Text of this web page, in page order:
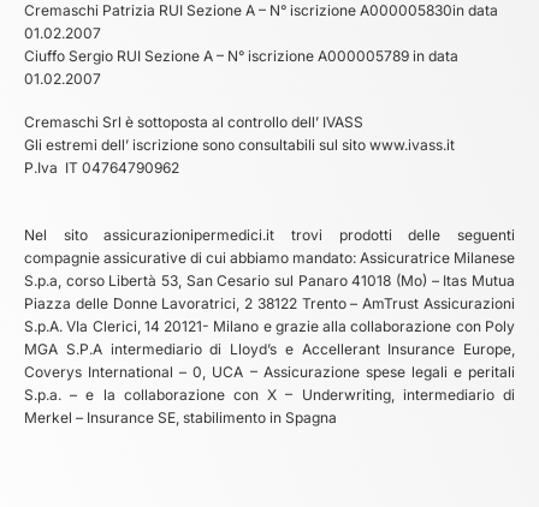
Cremaschi Patrizia RUI Sezione A – N° iscrizione A000005830in data
01.02.2007
Ciuffo Sergio RUI Sezione A – N° iscrizione A000005789 in data
01.02.2007
Cremaschi Srl è sottoposta al controllo dell’ IVASS
Gli estremi dell’ iscrizione sono consultabili sul sito www.ivass.it
P.Iva IT 04764790962
Nel sito assicurazionipermedici.it trovi prodotti delle seguenti
compagnie assicurative di cui abbiamo mandato: Assicuratrice Milanese
S.p.a, corso Libertà 53, San Cesario sul Panaro 41018 (Mo) – Itas Mutua
Piazza delle Donne Lavoratrici, 2 38122 Trento – AmTrust Assicurazioni
S.p.A. VIa Clerici, 14 20121- Milano e grazie alla collaborazione con Poly
MGA S.P.A intermediario di Lloyd’s e Accellerant Insurance Europe,
Coverys International – 0, UCA – Assicurazione spese legali e peritali
S.p.a. – e la collaborazione con X – Underwriting, intermediario di
Merkel – Insurance SE, stabilimento in Spagna